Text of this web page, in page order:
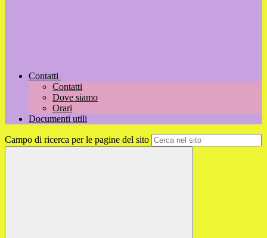
Contatti
Contatti
Dove siamo
Orari
Documenti utili
Campo di ricerca per le pagine del sito